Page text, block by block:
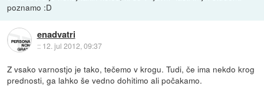
poznamo :D
enadvatri
:: 12. jul 2012, 09:37
Z vsako varnostjo je tako, tečemo v krogu. Tudi, če ima nekdo krog
prednosti, ga lahko še vedno dohitimo ali počakamo.